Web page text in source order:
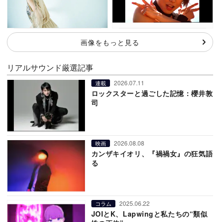
画像をもっと見る
リアルサウンド厳選記事
連載 2026.07.11
ロックスターと過ごした記憶：櫻井敦
司
映画 2026.08.08
カンザキイオリ、『禍禍女』の狂気語
る
コラム 2025.06.22
JOIとK、Lapwingと私たちの“類似